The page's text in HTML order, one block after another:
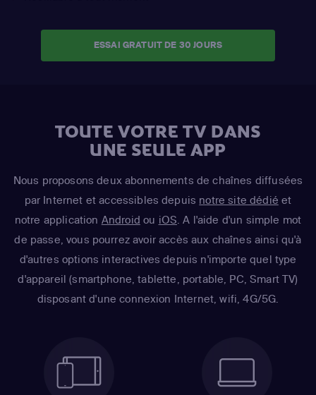
ESSAI GRATUIT DE 30 JOURS
TOUTE VOTRE TV DANS
UNE SEULE APP
Nous proposons deux abonnements de chaînes diffusées
par Internet et accessibles depuis notre site dédié et
notre application Android ou iOS . A l'aide d'un simple mot
de passe, vous pourrez avoir accès aux chaînes ainsi qu'à
d'autres options interactives depuis n'importe quel type
d'appareil (smartphone, tablette, portable, PC, Smart TV)
disposant d'une connexion Internet, wifi, 4G/5G.